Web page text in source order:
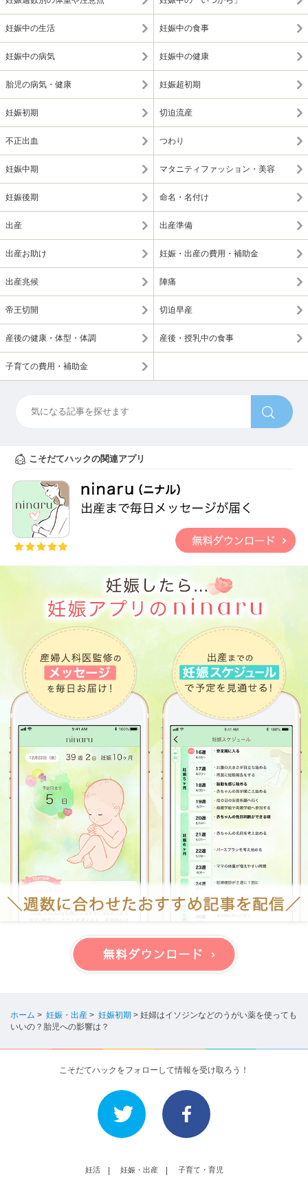
妊娠中の生活 妊娠中の食事
妊娠中の病気 妊娠中の健康
胎児の病気・健康 妊娠超初期
妊娠初期 切迫流産
不正出血 つわり
妊娠中期 マタニティファッション・美容
妊娠後期 命名・名付け
出産 出産準備
出産お助け 妊娠・出産の費用・補助金
出産兆候 陣痛
帝王切開 切迫早産
産後の健康・体型・体調 産後・授乳中の食事
子育ての費用・補助金
こそだてハックの関連アプリ
ホーム > 妊娠・出産 > 妊娠初期 > 妊婦はイソジンなどのうがい薬を使っても
いいの？胎児への影響は？
こそだてハックをフォローして情報を受け取ろう！
妊活 妊娠・出産 子育て・育児